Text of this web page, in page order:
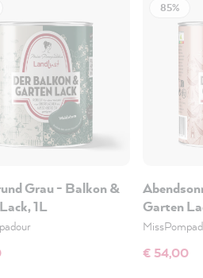
Grau - Balkon &
1L
85%
Garten
€ 54,00